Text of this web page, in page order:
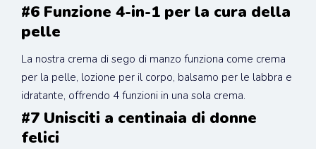
#6 Funzione 4-in-1 per la cura della
pelle
La nostra crema di sego di manzo funziona come crema
per la pelle, lozione per il corpo, balsamo per le labbra e
idratante, offrendo 4 funzioni in una sola crema.
#7 Unisciti a centinaia di donne
felici